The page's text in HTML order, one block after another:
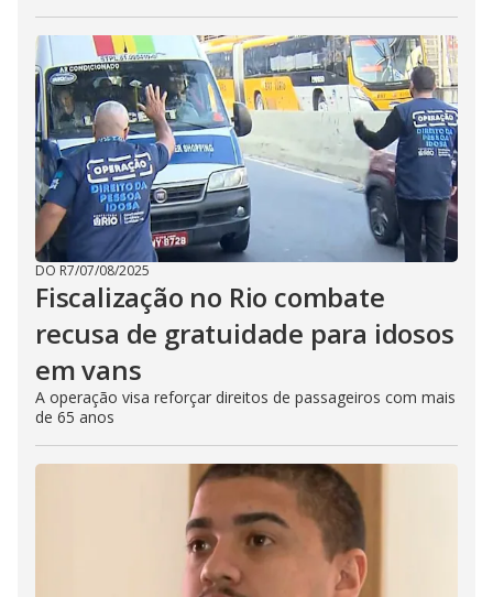
DO R7/07/08/2025
Fiscalização no Rio combate
recusa de gratuidade para idosos
em vans
A operação visa reforçar direitos de passageiros com mais
de 65 anos